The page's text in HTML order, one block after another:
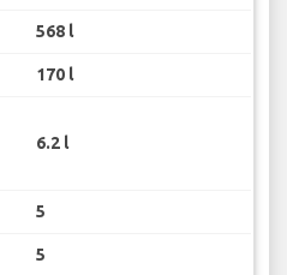
568 l
170 l
6.2 l
5
5